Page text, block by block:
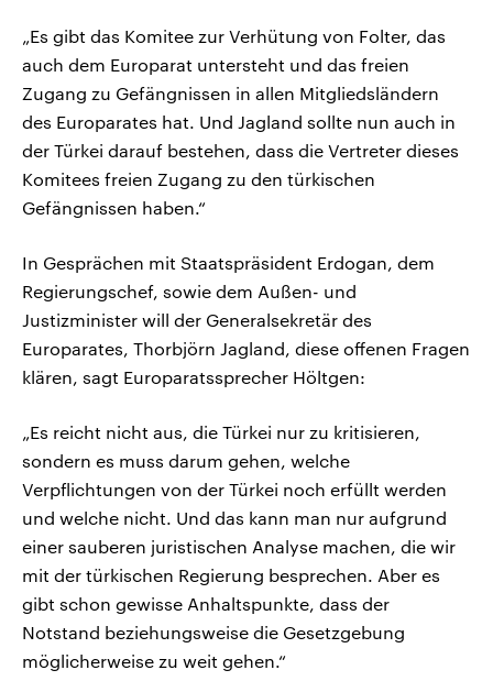
„Es gibt das Komitee zur Verhütung von Folter, das
auch dem Europarat untersteht und das freien
Zugang zu Gefängnissen in allen Mitgliedsländern
des Europarates hat. Und Jagland sollte nun auch in
der Türkei darauf bestehen, dass die Vertreter dieses
Komitees freien Zugang zu den türkischen
Gefängnissen haben.“
In Gesprächen mit Staatspräsident Erdogan, dem
Regierungschef, sowie dem Außen- und
Justizminister will der Generalsekretär des
Europarates, Thorbjörn Jagland, diese offenen Fragen
klären, sagt Europaratssprecher Höltgen:
„Es reicht nicht aus, die Türkei nur zu kritisieren,
sondern es muss darum gehen, welche
Verpflichtungen von der Türkei noch erfüllt werden
und welche nicht. Und das kann man nur aufgrund
einer sauberen juristischen Analyse machen, die wir
mit der türkischen Regierung besprechen. Aber es
gibt schon gewisse Anhaltspunkte, dass der
Notstand beziehungsweise die Gesetzgebung
möglicherweise zu weit gehen.“